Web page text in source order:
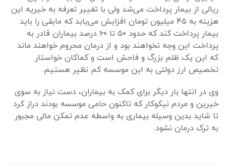
ریالی از بیمار پرداخت می‌شد ولی با تغییر تعرفه به خیریه این
هزینه به ۴۵ میلیون تومان افزایش می‌یابد که مابقی را باید
بیمار پرداخت کند که حدود ۵۰ تا ۶۰ درصد بیماران قادر به
پرداخت این وجه نخواهند بود و از درمان محروم خواهند ماند
که این یک ظلم بزرگ و فاحش است و کماکان خواستار
تخصیص ارز دولتی به این موسسه کم نظیر هستیم.
وی در انتها بار دیگر برای کمک به بیماران، دست نیاز به سوی
خیرین و مردم نیکوکار که تاکنون حامی موسسه بودند دراز کرد
تا شاید بدین وسیله بیماری به واسطه عدم تمکن مالی مجبور
به ترک درمان نشود.